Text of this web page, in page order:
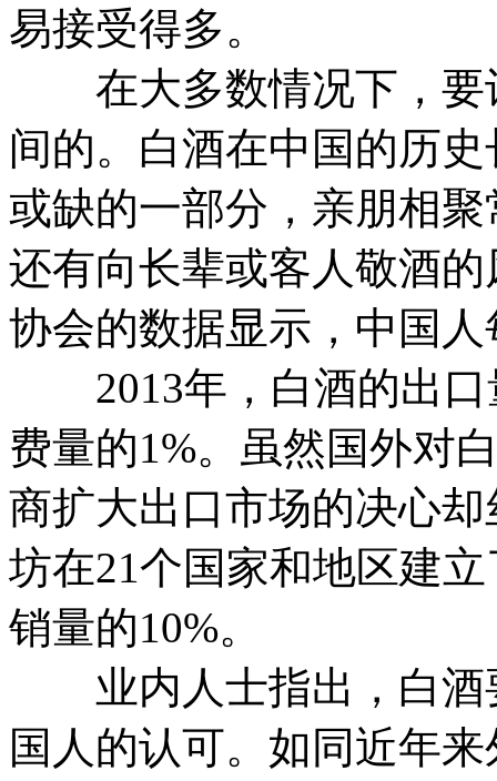
易接受得多。
在大多数情况下，要
间的。白酒在中国的历
或缺的一部分，亲朋相
还有向长辈或客人敬酒
协会的数据显示，中国
2013年，白酒的出口
费量的1%。虽然国外对
商扩大出口市场的决心
坊在21个国家和地区建
销量的10%。
业内人士指出，白酒
国人的认可。如同近年